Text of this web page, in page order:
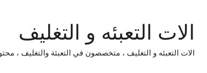
contentالات التعبئه و التغليف
الات التعبئه و التغليف ، متخصصون في التعبئة والتغليف ، محتوي جبد لماكينات التعبئة و